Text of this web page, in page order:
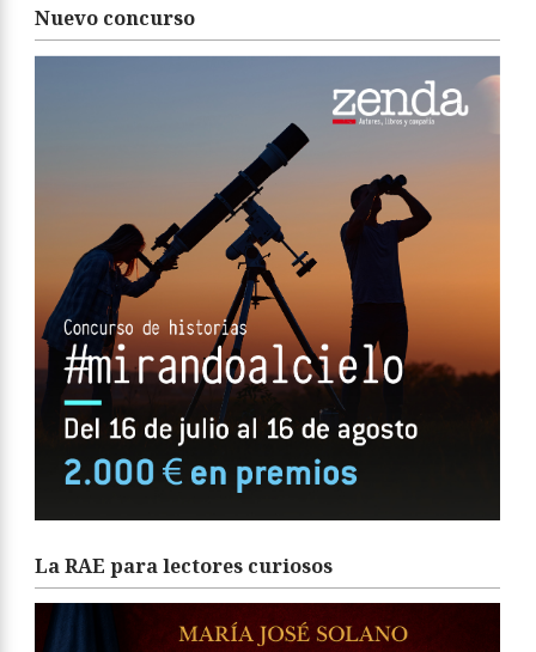
Nuevo concurso
La RAE para lectores curiosos